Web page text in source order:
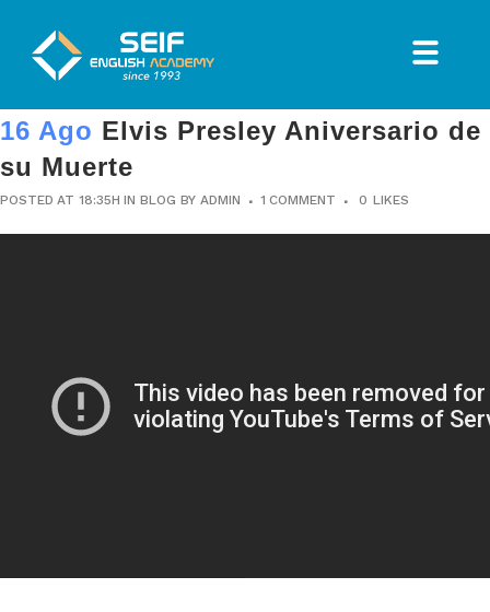
16 Ago Elvis Presley Aniversario de
su Muerte
POSTED AT 18:35H INBLOG BYADMIN 1 COMMENT 0 LIKES